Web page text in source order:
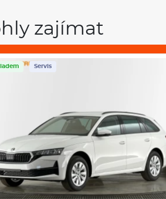
ŠKODA. Škoda Kamiq je c
Nyní k dispozici i na
operativní leasing
1531mm
4241mm
2651 mm
400 / 1506 l
1214- 1825 Kg
zajímat
Servis